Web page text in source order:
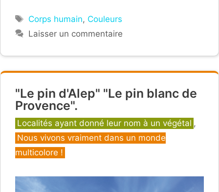
Étiquettes
Corps humain, Couleurs
Laisser un commentaire
"Le pin d'Alep" "Le pin blanc de
Provence".
Catégories
Localités ayant donné leur nom à un végétal ,
Nous vivons vraiment dans un monde
multicolore !